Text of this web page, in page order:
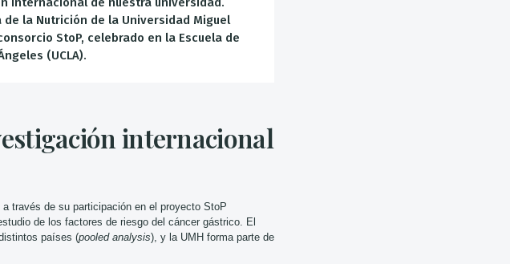
la Nutrición de la Universidad Miguel
StoP, celebrado en la Escuela de
(UCLA).
internacional
través de su participación en el proyecto StoP
de los factores de riesgo del cáncer gástrico. El
países (pooled analysis), y la UMH forma parte de